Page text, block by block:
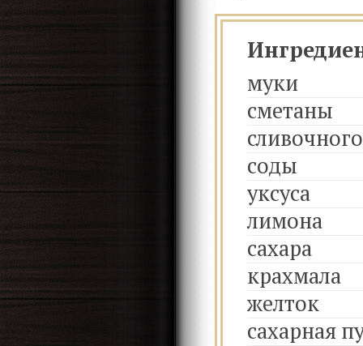
муки
сметаны
соды
уксуса
лимона
сахара
крахмала
желток
сахарная